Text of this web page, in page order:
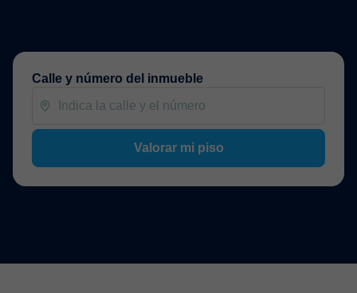
Calle y número del inmueble
Valorar mi piso